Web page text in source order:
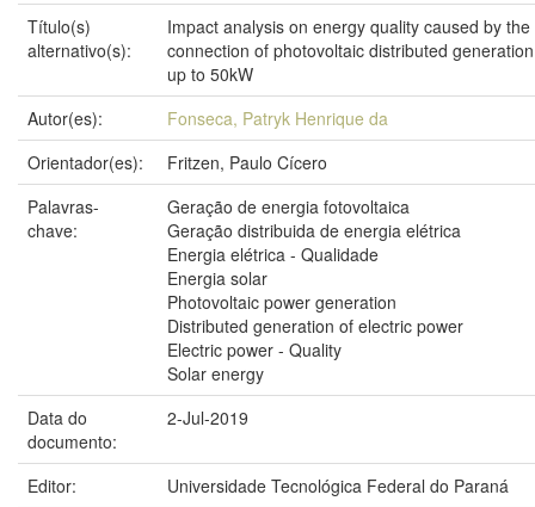
Título(s)
alternativo(s):
Impact analysis on energy quality caused by the
connection of photovoltaic distributed generation
up to 50kW
Autor(es):
Fonseca, Patryk Henrique da
Orientador(es):
Fritzen, Paulo Cícero
Palavras-
chave:
Geração de energia fotovoltaica
Geração distribuida de energia elétrica
Energia elétrica - Qualidade
Energia solar
Photovoltaic power generation
Distributed generation of electric power
Electric power - Quality
Solar energy
Data do
documento:
2-Jul-2019
Editor:
Universidade Tecnológica Federal do Paraná